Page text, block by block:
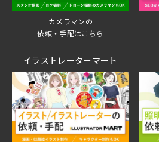
カメラマンの
依頼・手配はこちら
イラストレーターマート